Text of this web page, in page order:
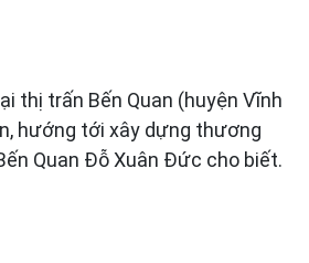
thị trấn Bến Quan (huyện Vĩnh
hướng tới xây dựng thương
Quan Đỗ Xuân Đức cho biết.